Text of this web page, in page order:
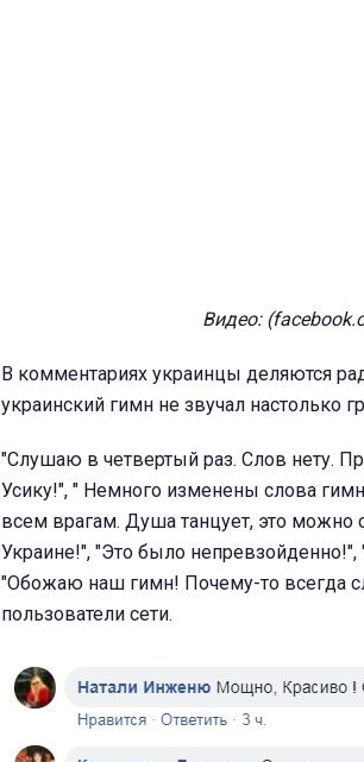
Видео:
В комментариях украинцы деляются
украинский гимн не звучал настолько
"Слушаю в четвертый раз. Слов нету.
Усику!", " Немного изменены слова
всем врагам. Душа танцует, это
Украине!", "Это было
"Обожаю наш гимн! Почему-то всегда
пользователи сети.